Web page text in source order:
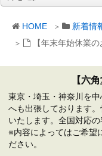
HOME
新着情
【年末年始休業の
ー
【六
東京・埼玉・神奈川を
へも出張しております
いたします。全国対応の
※内容によってはご希望
ださい。